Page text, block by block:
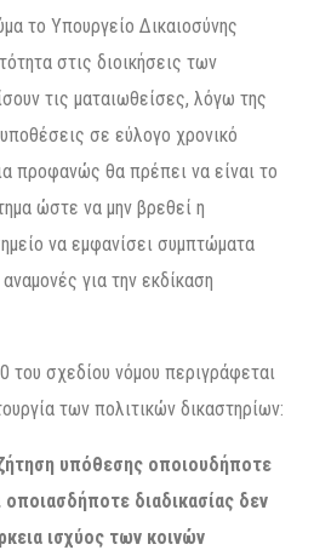
το Υπουργείο Δικαιοσύνης
στις διοικήσεις των
τις ματαιωθείσες, λόγω της
σε εύλογο χρονικό
προφανώς θα πρέπει να είναι το
ώστε να μην βρεθεί η
να εμφανίσει συμπτώματα
για την εκδίκαση
του σχεδίου νόμου περιγράφεται
των πολιτικών δικαστηρίων:
υπόθεσης οποιουδήποτε
οποιασδήποτε διαδικασίας δεν
ισχύος των κοινών